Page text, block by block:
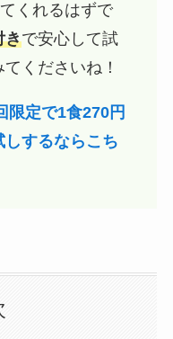
くれるはずで
きで安心して試
くださいね！
限定で1食270円
するならこち